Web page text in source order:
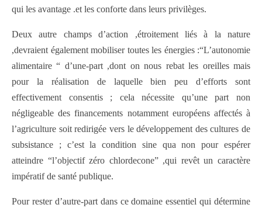
qui les avantage .et les conforte dans leurs privilèges.
Deux autre champs d’action ,étroitement liés à la nature
,devraient également mobiliser toutes les énergies :“L’autonomie
alimentaire “ d’une-part ,dont on nous rebat les oreilles mais
pour la réalisation de laquelle bien peu d’efforts sont
effectivement consentis ; cela nécessite qu’une part non
négligeable des financements notamment européens affectés à
l’agriculture soit redirigée vers le développement des cultures de
subsistance ; c’est la condition sine qua non pour espérer
atteindre “l’objectif zéro chlordecone” ,qui revêt un caractère
impératif de santé publique.
Pour rester d’autre-part dans ce domaine essentiel qui détermine